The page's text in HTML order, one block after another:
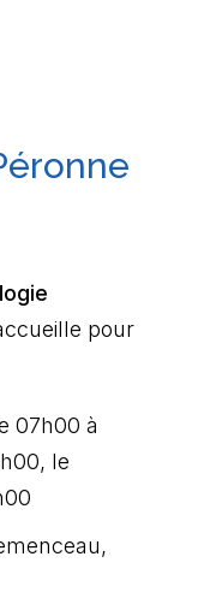
pour
07h00 à
le